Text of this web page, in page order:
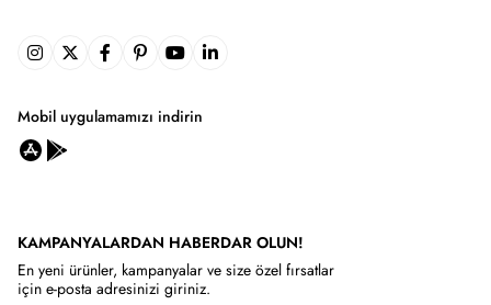
Mobil uygulamamızı indirin
KAMPANYALARDAN HABERDAR OLUN!
En yeni ürünler, kampanyalar ve size özel fırsatlar
için e-posta adresinizi giriniz.